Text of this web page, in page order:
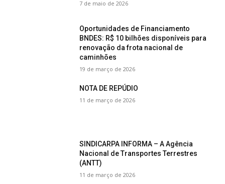
7 de maio de 2026
Oportunidades de Financiamento
BNDES: R$ 10 bilhões disponíveis para
renovação da frota nacional de
caminhões
19 de março de 2026
NOTA DE REPÚDIO
11 de março de 2026
SINDICARPA INFORMA – A Agência
Nacional de Transportes Terrestres
(ANTT)
11 de março de 2026